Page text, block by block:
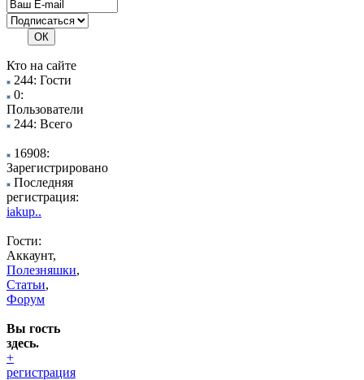
Кто на сайте
244: Гости
0:
Пользователи
244: Всего
16908:
Зарегистрировано
Последняя
регистрация:
iakup..
Гости:
Аккаунт,
Полезняшки,
Статьи,
Форум
Вы гость
здесь.
+
регистрация